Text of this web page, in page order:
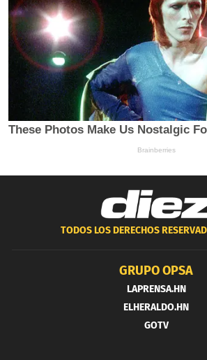
TODOS LOS DERECHOS
GRUPO OPSA
LAPRENSA.HN
ELHERALDO.HN
GOTV